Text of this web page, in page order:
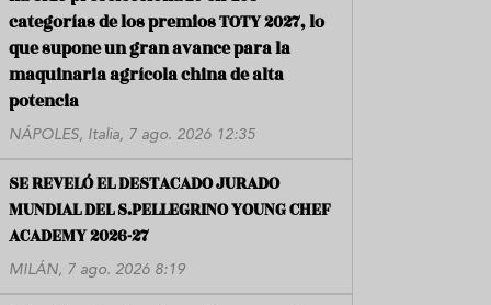
categorías de los premios TOTY 2027, lo
que supone un gran avance para la
maquinaria agrícola china de alta
potencia
NÁPOLES, Italia, 7 ago. 2026 12:35
SE REVELÓ EL DESTACADO JURADO
MUNDIAL DEL S.PELLEGRINO YOUNG CHEF
ACADEMY 2026-27
MILÁN, 7 ago. 2026 8:19